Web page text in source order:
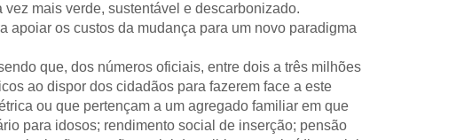
mais verde, sustentável e descarbonizado.
apoiar os custos da mudança para um novo paradigma
que, dos números oficiais, entre dois a três milhões
ao dispor dos cidadãos para fazerem face a este
ou que pertençam a um agregado familiar em que
para idosos; rendimento social de inserção; pensão